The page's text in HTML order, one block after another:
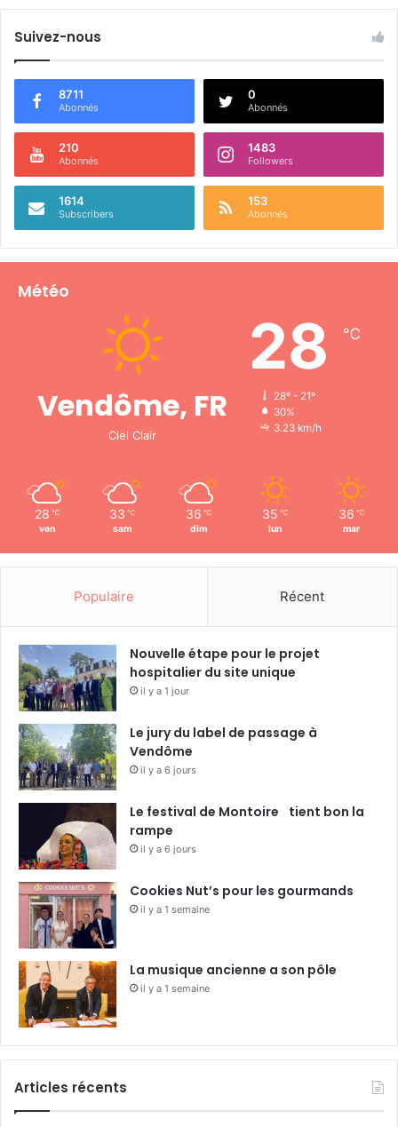
Suivez-nous
8711
Abonnés
0
Abonnés
210
Abonnés
1483
Followers
1614
Subscribers
153
Abonnés
Météo
Vendôme, FR
Ciel Clair
28 ℃
28º - 21º
30%
3.23 km/h
28 ℃
ven
33 ℃
sam
36 ℃
dim
35 ℃
lun
36 ℃
mar
Populaire Récent
Nouvelle étape pour le projet
hospitalier du site unique
il y a 1 jour
Le jury du label de passage à
Vendôme
il y a 6 jours
Le festival de Montoire tient bon la
rampe
il y a 6 jours
Cookies Nut’s pour les gourmands
il y a 1 semaine
La musique ancienne a son pôle
il y a 1 semaine
Articles récents